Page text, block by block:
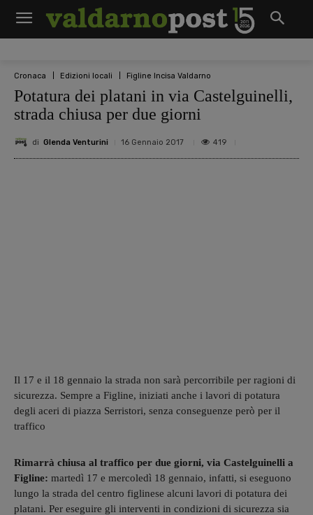
Cronaca Edizioni locali Figline Incisa Valdarno
Potatura dei platani in via Castelguinelli,
strada chiusa per due giorni
di Glenda Venturini 16 Gennaio 2017 419
Il 17 e il 18 gennaio la strada non sarà percorribile per ragioni di
sicurezza. Sempre a Figline, iniziati anche i lavori di potatura
degli aceri di piazza Serristori, senza conseguenze però per il
traffico
Rimarrà chiusa al traffico per due giorni, via Castelguinelli a
Figline: martedì 17 e mercoledì 18 gennaio, infatti, si eseguono
lungo la strada del centro figlinese alcuni lavori di potatura dei
platani. Per eseguire gli interventi in condizioni di sicurezza sia